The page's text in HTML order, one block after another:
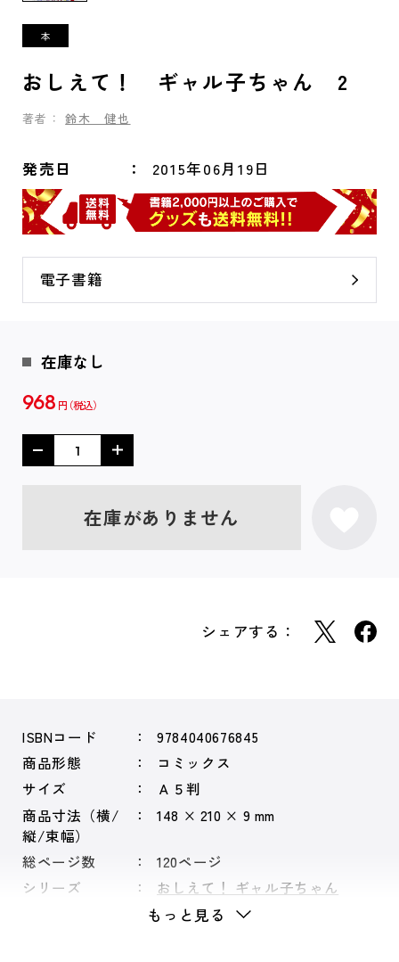
おしえて！ ギャル子ちゃん 2
著者： 鈴木 健也
発売日 2015年06月19日
電子書籍
在庫なし
968 円
在庫がありません
シェアする：
ISBNコード
9784040676845
商品形態
コミックス
サイズ
Ａ５判
商品寸法（横/
縦/束幅）
148 × 210 × 9 mm
総ページ数
120ページ
シリーズ
おしえて！ ギャル子ちゃん
もっと見る